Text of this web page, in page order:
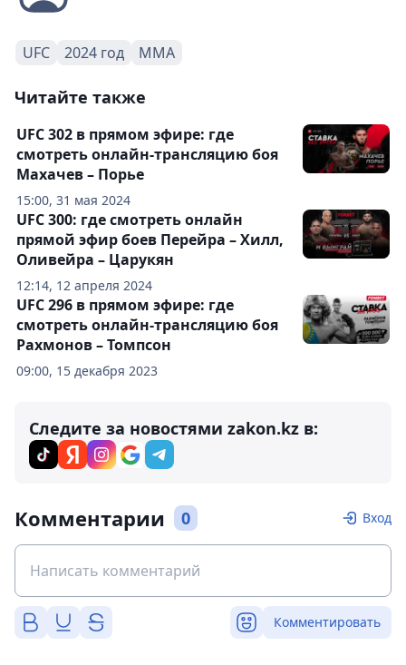
UFC 2024 год ММА
Читайте также
15:00, 31 мая 2024
UFC 302 в прямом эфире: где
смотреть онлайн-трансляцию боя
Махачев – Порье
12:14, 12 апреля 2024
UFC 300: где смотреть онлайн
прямой эфир боев Перейра – Хилл,
Оливейра – Царукян
09:00, 15 декабря 2023
UFC 296 в прямом эфире: где
смотреть онлайн-трансляцию боя
Рахмонов – Томпсон
Следите за новостями zakon.kz в:
Комментарии 0 Вход
Комментировать